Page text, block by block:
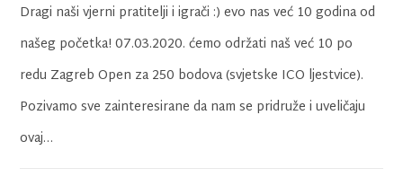
Dragi naši vjerni pratitelji i igrači :) evo nas već 10 godina od
našeg početka! 07.03.2020. ćemo održati naš već 10 po
redu Zagreb Open za 250 bodova (svjetske ICO ljestvice).
Pozivamo sve zainteresirane da nam se pridruže i uveličaju
ovaj…